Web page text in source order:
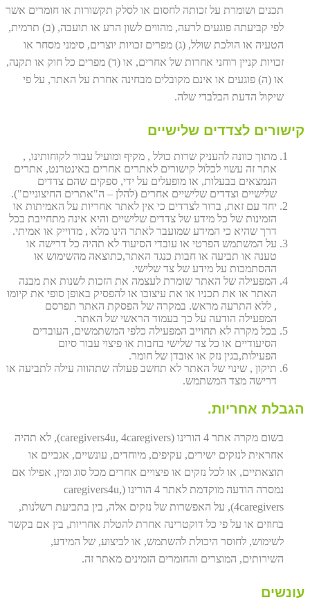
תכנים ושומרת על זכותה לחסום או לסלק תקשורות או חומרים אשר
לפי קביעתה פוגעים לרעה, מהווים לשון הרע או תועבה, (ב) תרמית,
הטעיה או הולכת שולל, (ג) מפרים זכויות יוצרים, סימני מסחר או
זכויות קניין רוחני אחרות של אחרים, או (ד) מפרים כל חוק או תקנה,
או (ה) פוגעים או אינם מקובלים מבחינה אחרת על האתר, על פי
שיקול הדעת הבלבדי שלה.
קישורים לצדדים שלישיים
מתוך כוונה להעניק שרות כולל , מקיף ומועיל עבור לקוחותינו, ,
אתר זה עשוי לכלול קישורים לאתרים אחרים באינטרנט, אתרים
הנמצאים בבעלות, או מופעלים על ידי, ספקים שהם צדדים
שלישיים וצדדים שלישיים אחרים (להלן – ה"אתרים החיצוניים").
יחד עם זאת, ברור לצדדים כי אין לאתר אחריות על האמיתות או
הזמינות של כל מידע של צדדים שלישיים והיא אינה מתחייבת בכל
דרך שהיא כי המידע שמועבר לאתר הינו מלא , מדוייק או אמיתי.
על המשתמש הפרטי או עובדי הסיעוד לא תהיה כל דרישה או
טענה או תביעה או חבות כנגד האתר,כתוצאה מהשימוש או
ההסתמכות על מידע של צד שלישי.
המפעילה של האתר שומרת לעצמה את הזכות לשנות את מבנה
האתר או את תכניו או את עיצובו או להפסיק באופן סופי את קיומו
, ללא התרעה מראש. במקרה של הפסקת האתר תפרסם
המפעילה הודעה על כך בעמוד הראשי של האתר.
בכל מקרה לא תחוייב המפעילה כלפי המשתמשים, העובדים
הסיעודיים או כל צד שלישי בחבות או פיצוי עבור סיום
הפעילות,בגין נזק או אובדן של חומר.
תיקון , שינוי של האתר לא תחשב פעולה שתהווה עילה לתביעה או
דרישה מצד המשתמש.
הגבלת אחריות.
בשום מקרה אתר 4 הורינו (caregivers4u, 4caregivers), לא תהיה
אחראית לנזקים ישירים, עקיפים, מיוחדים, עונשיים, אגביים או
תוצאתיים, או לכל נזקים או פיצויים אחרים מכל סוג ומין, אפילו אם
נמסרה הודעה מוקדמת לאתר 4 הורינו (caregivers4u,
4caregivers), על האפשרות של נזקים אלה, בין בתביעת רשלנות,
בחוזים או על פי כל דוקטרינה אחרת להטלת אחריות, בין אם בקשר
לשימוש, לחוסר היכולת להשתמש, או לביצוע, של המידע,
השירותים, המוצרים והחומרים הזמינים מאתר זה.
עונשים